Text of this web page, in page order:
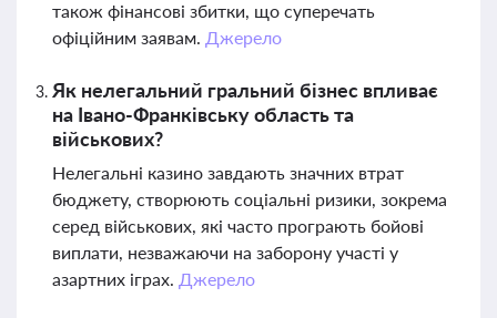
також фінансові збитки, що суперечать
офіційним заявам. Джерело
Як нелегальний гральний бізнес впливає
на Івано-Франківську область та
військових?
Нелегальні казино завдають значних втрат
бюджету, створюють соціальні ризики, зокрема
серед військових, які часто програють бойові
виплати, незважаючи на заборону участі у
азартних іграх. Джерело